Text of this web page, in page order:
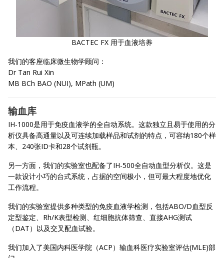
BACTEC FX 用于血液培养
我们的客座临床微生物学顾问：
Dr Tan Rui Xin
MB BCh BAO (NUI), MPath (UM)
输血库
IH-1000是用于免疫血液学的全自动系统。这款独立且易于使用的分
析仪具备高通量以及可连续加载样品和试剂的特点，可容纳180个样
本、240张ID卡和28个试剂瓶。
另一方面，我们的实验室也配备了IH-500全自动血型分析仪。这是
一款设计小巧的台式系统，占据的空间极小，但可最大程度地优化
工作流程。
我们的实验室提供多种类型的免疫血液学检测，包括ABO/D血型反
定型鉴定、Rh/K表型检测、红细胞抗体筛查、直接AHG测试
（DAT）以及交叉配血试验。
我们加入了美国内科医学院（ACP）输血科医疗实验室评估(MLE)部